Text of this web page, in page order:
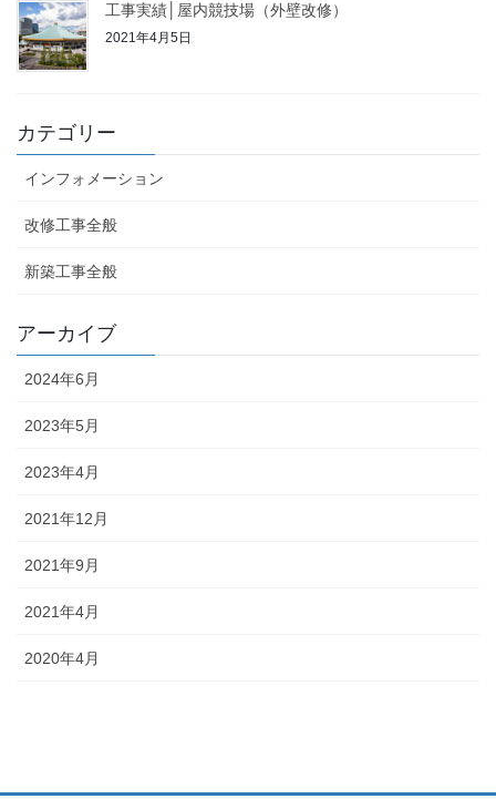
工事実績│屋内競技場（外壁改修）
2021年4月5日
カテゴリー
インフォメーション
改修工事全般
新築工事全般
アーカイブ
2024年6月
2023年5月
2023年4月
2021年12月
2021年9月
2021年4月
2020年4月